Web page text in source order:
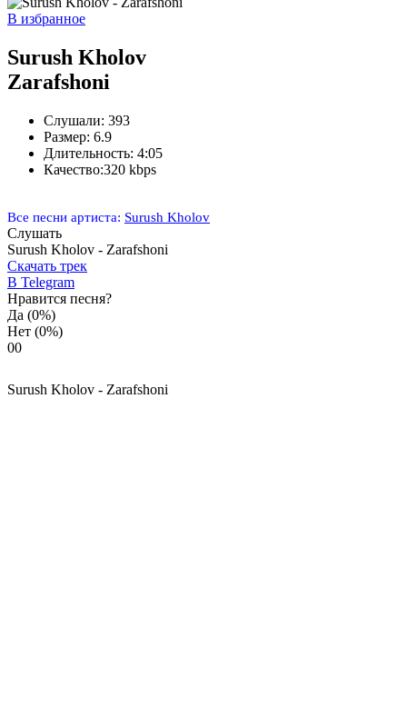
В избранное
Surush Kholov
Zarafshoni
Слушали: 393
Размер: 6.9
Длительность: 4:05
Качество:320 kbps
Все песни артиста: Surush Kholov
Слушать
Surush Kholov - Zarafshoni
Скачать трек
В Telegram
Нравится песня?
Да (0%)
Нет (0%)
00
Surush Kholov - Zarafshoni